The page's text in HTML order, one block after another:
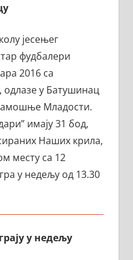
јесењег
фудбалери
2016 са
одлазе у Батушинац
Младости.
имају 31 бод,
Наших крила,
месту са 12
у недељу од 13.30
у недељу